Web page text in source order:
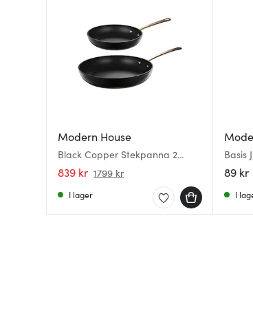
Modern House
Black Copper Stekpanna 2
delar 20+28 cm Svart/Koppar
839 kr 1799 kr
I lager
Basis
89 kr
I